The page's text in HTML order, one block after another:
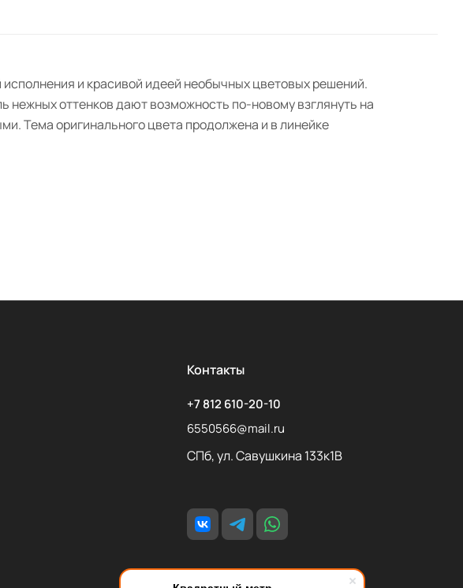
и красивой идеей необычных цветовых решений.
нежных оттенков дают возможность по-новому взглянуть на
Тема оригинального цвета продолжена и в линейке
Контакты
+7 812 610-20-10
6550566@mail.ru
СПб, ул. Савушкина 133к1В